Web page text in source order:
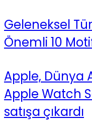
Geleneksel
Önemli 10
Apple, Dünya
Apple Watch
satışa çıkardı